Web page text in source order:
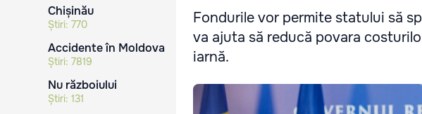
Chișinău
Știri: 770
Accidente în Moldova
Știri: 7819
Nu războiului
Știri: 131
Fondurile vor permite statului să
va ajuta să reducă povara
iarnă.